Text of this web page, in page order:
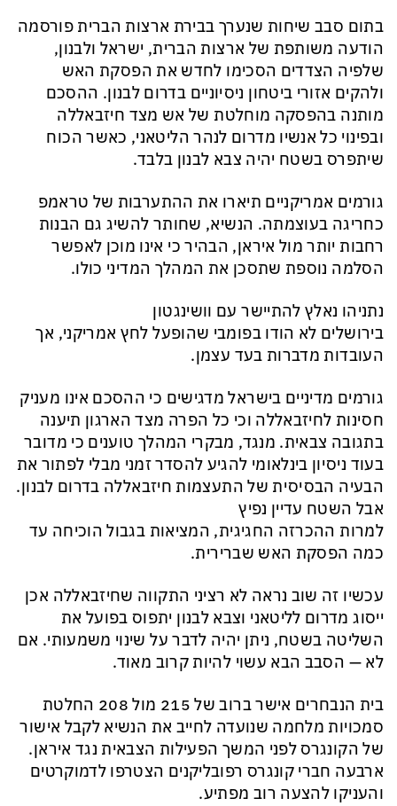
בתום סבב שיחות שנערך בבירת ארצות הברית פורסמה
הודעה משותפת של ארצות הברית, ישראל ולבנון,
שלפיה הצדדים הסכימו לחדש את הפסקת האש
ולהקים אזורי ביטחון ניסיוניים בדרום לבנון. ההסכם
מותנה בהפסקה מוחלטת של אש מצד חיזבאללה
ובפינוי כל אנשיו מדרום לנהר הליטאני, כאשר הכוח
שיתפרס בשטח יהיה צבא לבנון בלבד.
גורמים אמריקניים תיארו את ההתערבות של טראמפ
כחריגה בעוצמתה. הנשיא, שחותר להשיג גם הבנות
רחבות יותר מול איראן, הבהיר כי אינו מוכן לאפשר
הסלמה נוספת שתסכן את המהלך המדיני כולו.
נתניהו נאלץ להתיישר עם וושינגטון
בירושלים לא הודו בפומבי שהופעל לחץ אמריקני, אך
העובדות מדברות בעד עצמן.
גורמים מדיניים בישראל מדגישים כי ההסכם אינו מעניק
חסינות לחיזבאללה וכי כל הפרה מצד הארגון תיענה
בתגובה צבאית. מנגד, מבקרי המהלך טוענים כי מדובר
בעוד ניסיון בינלאומי להגיע להסדר זמני מבלי לפתור את
הבעיה הבסיסית של התעצמות חיזבאללה בדרום לבנון.
אבל השטח עדיין נפיץ
למרות ההכרזה החגיגית, המציאות בגבול הוכיחה עד
כמה הפסקת האש שברירית.
עכשיו זה שוב נראה לא רציני התקווה שחיזבאללה אכן
ייסוג מדרום לליטאני וצבא לבנון יתפוס בפועל את
השליטה בשטח, ניתן יהיה לדבר על שינוי משמעותי. אם
לא — הסבב הבא עשוי להיות קרוב מאוד.
בית הנבחרים אישר ברוב של 215 מול 208 החלטת
סמכויות מלחמה שנועדה לחייב את הנשיא לקבל אישור
של הקונגרס לפני המשך הפעילות הצבאית נגד איראן.
ארבעה חברי קונגרס רפובליקנים הצטרפו לדמוקרטים
והעניקו להצעה רוב מפתיע.